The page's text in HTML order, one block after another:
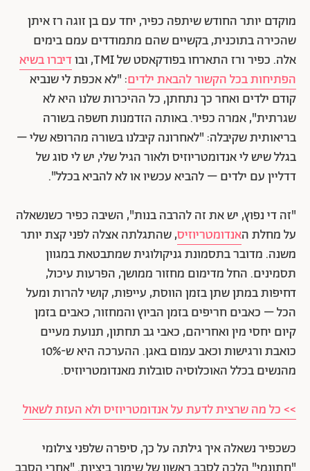
מוקדם יותר החודש שיתפה כפיר, יחד עם בן זוגה רז איתן
שהכירה בתוכנית, בקשיים שהם מתמודדים עמם בימים
אלה. כפיר ורז התארחו בפודקאסט של TMI, ובו
דיברו בשיא
הפתיחות בכל הקשור להבאת ילדים: "לא אכפת לי שנביא
קודם ילדים ואחר כך נתחתן, כל ההיכרות שלנו היא לא
שגרתית", אמרה כפיר. באותה הזדמנות חשפה בשורה
בריאותית שקיבלה: "לאחרונה קיבלנו בשורה מהרופא שלי –
בגלל שיש לי אנדומטריוזיס ולאור הגיל שלי, יש לי סוג של
דדליין עם ילדים – להביא עכשיו או לא להביא בכלל".
"זה די נפוץ, יש את זה להרבה בנות", השיבה כפיר כשנשאלה
על מחלת האנדומטריוזיס, שהתגלתה אצלה לפני קצת יותר
משנה. מדובר בתסמונת גניקולוגית שמתבטאת במגוון
תסמינים. החל מדימום מחזור ממושך, הפרעות עיכול,
דחיפות במתן שתן בזמן הווסת, עייפות, קושי להרות ומעל
הכל – כאבים חריפים בזמן הביוץ והמחזור, כאבים בזמן
קיום יחסי מין ואחריהם, כאבי גב תחתון, תנועת מעיים
כואבת ורגישות וכאב עמום באגן. ההערכה היא ש-10%
מהנשים בכלל האוכלוסיה סובלות מאנדומטריוזיס.
>> כל מה שרצית לדעת על אנדומטריוזיס ולא העזת לשאול
כשכפיר נשאלה איך גילתה על כך, סיפרה שלפני צילומי